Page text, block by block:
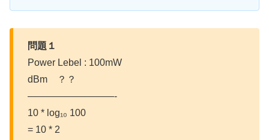
問題１
Power Lebel : 100mW
dBm ？？
—————————-
10 * log₁₀ 100
= 10 * 2